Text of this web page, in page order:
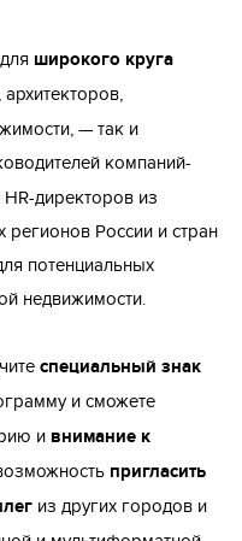
широкого круга
— так и
компаний-
директоров из
регионов России и стран
потенциальных
недвижимости.
специальный знак
и сможете
и внимание к
пригласить
из других городов и